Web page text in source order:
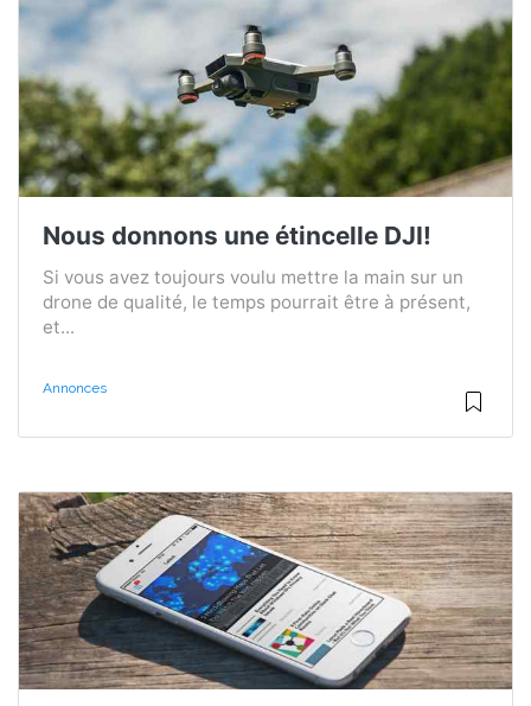
Nous donnons une étincelle DJI!
Si vous avez toujours voulu mettre la main sur un
drone de qualité, le temps pourrait être à présent,
et...
Annonces